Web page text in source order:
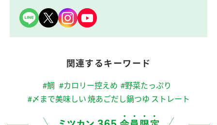
関連するキーワード
#鯛 #カロリー控えめ #野菜たっぷり
#〆まで美味しい 焼あごだし鍋つゆ ストレート